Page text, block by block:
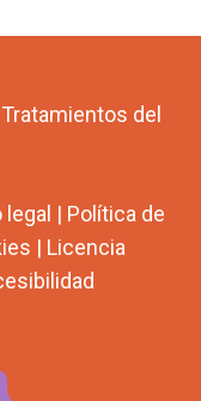
del
legal | Política de
| Licencia